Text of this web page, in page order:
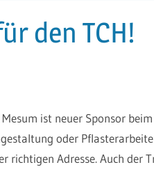
den TCH!
ist neuer Sponsor beim
oder
richtigen Adresse. Auch der